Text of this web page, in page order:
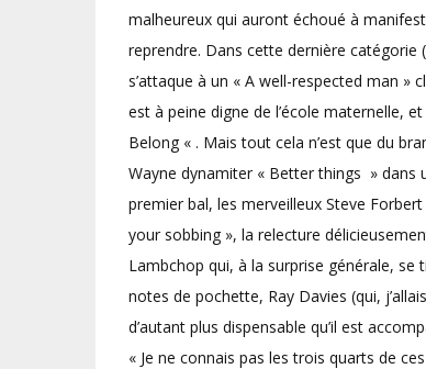
malheureux qui auront échoué à
reprendre. Dans cette dernière catégorie
s’attaque à un « A well-respected man
est à peine digne de l’école maternelle,
Belong « . Mais tout cela n’est que du
Wayne dynamiter « Better things » dans
premier bal, les merveilleux Steve
your sobbing », la relecture
Lambchop qui, à la surprise générale, se
notes de pochette, Ray Davies (qui,
d’autant plus dispensable qu’il est
« Je ne connais pas les trois quarts de